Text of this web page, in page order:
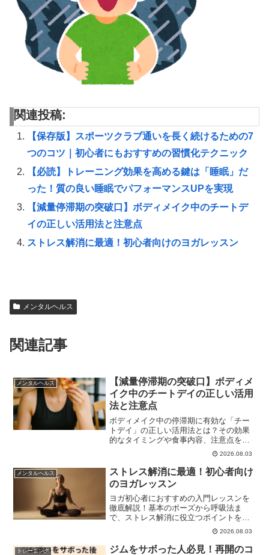
関連投稿:
【保存版】スポーツクラブ通いを長く続けるための7
つのコツ｜初心者にもおすすめの習慣化テクニック
【必読】トレーニング効果を高める鍵は「睡眠」だ
った！質の良い睡眠でパフォーマンスUPを実現
【減量停滞期の突破口】ボディメイク中のチートデ
イの正しい活用法と注意点
ストレス解消に最適！初心者向けのヨガレッスン
メンタルヘルス
関連記事
メンタルヘルス
【減量停滞期の突破口】ボディメ
イク中のチートデイの正しい活用
法と注意点
ボディメイク中の停滞期に有効な「チー
トデイ」の正しい活用法とは？その効果
的なタイミングや食事内容、注意点を初
心者向けにわかりやすく解説します。
2026.08.03
メンタルヘルス
ストレス解消に最適！初心者向け
のヨガレッスン
ヨガ初心者におすすめの入門レッスンを
徹底解説！基本のポーズから呼吸法ま
で、ストレス解消に役立つポイントをわ
かりやすく紹介。リラックスしながら健
康をサポートするヨガの魅力を体験しま
しょう。
2026.08.03
トレーニング
ジムをサボった人必見！再開のコ